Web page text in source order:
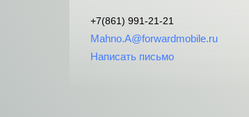
+7(861) 991-21-21
Mahno.A@forwardmobile.ru
Написать письмо